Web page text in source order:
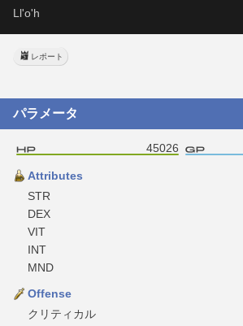
Ll'o'h
レポート
パラメータ
45026
Attributes
STR
DEX
VIT
INT
MND
Offense
クリティカル